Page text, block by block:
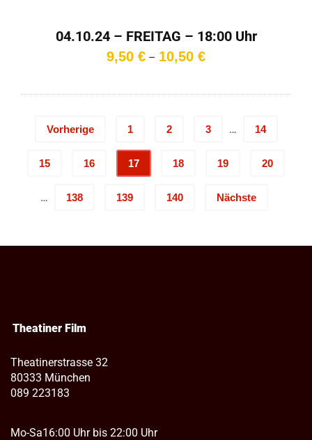
04.10.24 – FREITAG – 18:00 Uhr
9,50 € – 10,50 €Preisspanne:
10,50 €
Vorherige 1 2 3 … 14
15 16 17 18 19 20
… 138 139 140 Nächste
Theatiner Film
Theatinerstrasse 32
80333 München
089 223183
Mo-Sa16:00 Uhr bis 22:00 Uhr